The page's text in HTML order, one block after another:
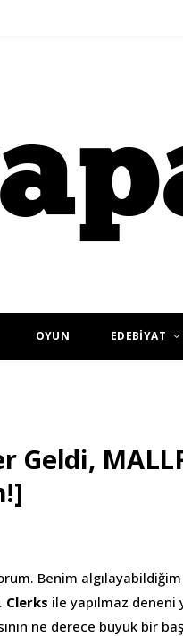
OYUN EDEBİYAT
Geldi,
Benim algılayabildiğim
Clerks ile yapılmaz deneni
ne derece büyük bir